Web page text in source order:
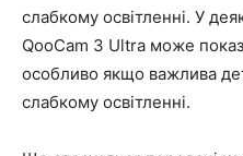
слабкому освітленні. У
QooCam 3 Ultra може
особливо якщо важлива
слабкому освітленні.